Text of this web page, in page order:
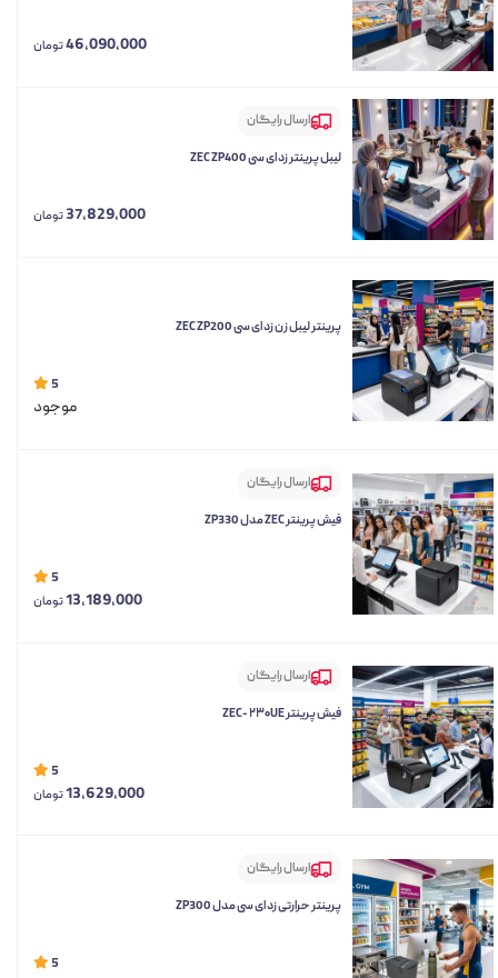
46,090,000تومان
ارسال رایگان
لیبل پرینتر زد ای سی ZEC ZP400
37,829,000تومان
پرینتر لیبل زن زد ای سی ZEC ZP200
5
موجود
ارسال رایگان
فیش پرینتر ZEC مدل ZP330
5
13,189,000تومان
ارسال رایگان
فیش پرینتر ZEC- ۲۳۰UE
5
13,629,000تومان
ارسال رایگان
پرینتر حرارتی زد ای سی مدل ZP300
5